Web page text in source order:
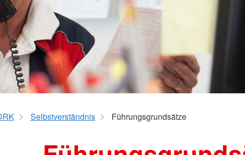
Standorte
Kinder, Jugend und Familie
Babysitterausbildung
Jugendrotkreuz
Virtueller Rettungswagen
Wiederbelebung an Schulen
Selbstverständnis Führungsgrundsätze